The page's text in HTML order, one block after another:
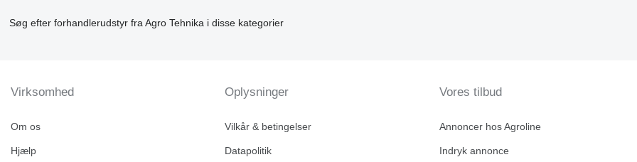
Søg efter forhandlerudstyr fra Agro Tehnika i disse kategorier
Virksomhed
Om os
Hjælp
Oplysninger
Vilkår & betingelser
Datapolitik
Vores tilbud
Annoncer hos Agroline
Indryk annonce